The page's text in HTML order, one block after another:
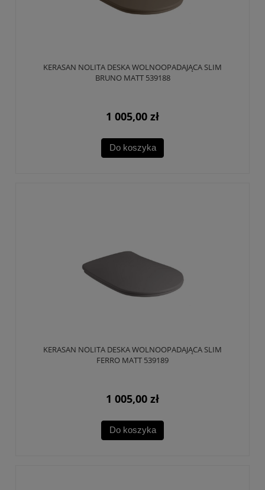
KERASAN NOLITA DESKA WOLNOOPADAJĄCA SLIM
BRUNO MATT 539188
1 005,00 zł
Do koszyka
KERASAN NOLITA DESKA WOLNOOPADAJĄCA SLIM
FERRO MATT 539189
1 005,00 zł
Do koszyka